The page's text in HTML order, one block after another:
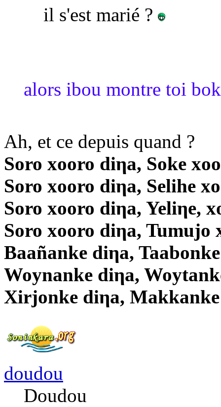
il s'est marié ?
alors ibou montre toi
Ah, et ce depuis quand ?
Soro xooro diηa, Soke
Soro xooro diηa, Selihe
Soro xooro diηa, Yeliηe,
Soro xooro diηa, Tumujo
Baañanke diηa,
Woynanke diηa,
Xirjonke diηa,
doudou
Doudou